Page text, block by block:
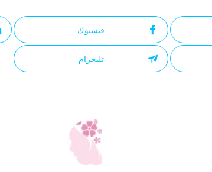
فيسبوك
تليجرام